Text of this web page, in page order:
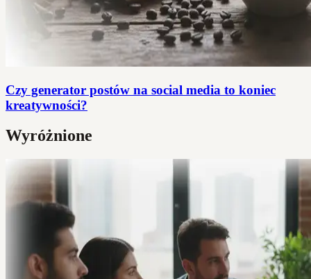
Czy generator postów na social media to koniec
kreatywności?
Wyróżnione